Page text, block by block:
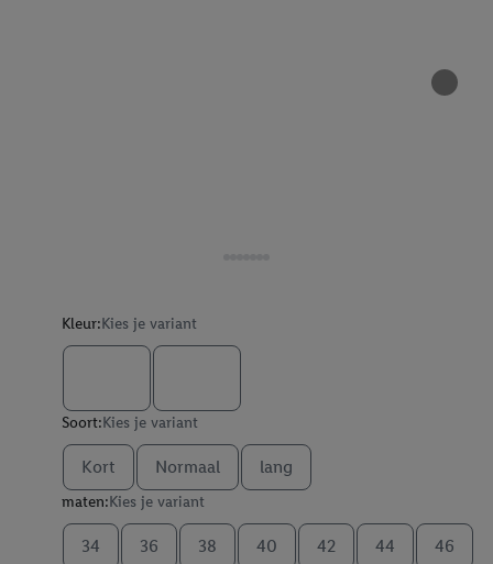
Kleur:Kies je variant
Soort:Kies je variant
Kort Normaal lang
maten:Kies je variant
34 36 38 40 42 44 46